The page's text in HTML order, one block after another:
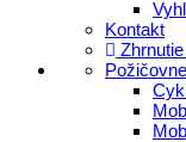
Kontakt
Požičovne